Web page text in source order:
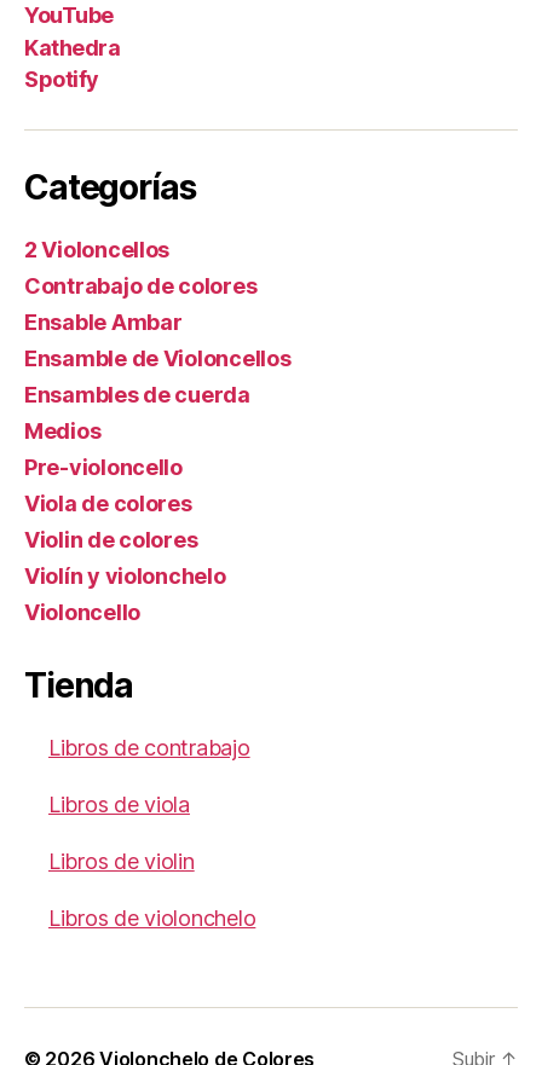
YouTube
Kathedra
Spotify
Categorías
2 Violoncellos
Contrabajo de colores
Ensable Ambar
Ensamble de Violoncellos
Ensambles de cuerda
Medios
Pre-violoncello
Viola de colores
Violin de colores
Violín y violonchelo
Violoncello
Tienda
Libros de contrabajo
Libros de viola
Libros de violin
Libros de violonchelo
© 2026Violonchelo de Colores Subir ↑